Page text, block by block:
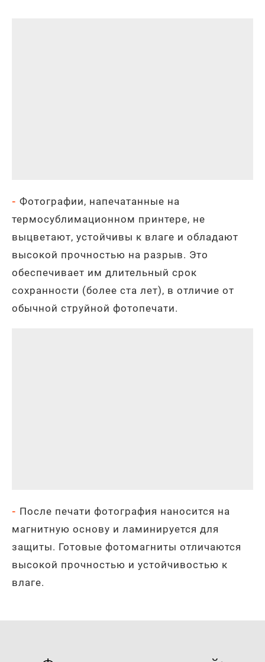
- Фотографии, напечатанные на
термосублимационном принтере, не
выцветают, устойчивы к влаге и обладают
высокой прочностью на разрыв. Это
обеспечивает им длительный срок
сохранности (более ста лет), в отличие от
обычной струйной фотопечати.
- После печати фотография наносится на
магнитную основу и ламинируется для
защиты. Готовые фотомагниты отличаются
высокой прочностью и устойчивостью к
влаге.